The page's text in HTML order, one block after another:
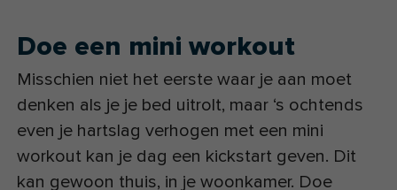
Doe een mini workout
Misschien niet het eerste waar je aan moet
denken als je je bed uitrolt, maar ‘s ochtends
even je hartslag verhogen met een mini
workout kan je dag een kickstart geven. Dit
kan gewoon thuis, in je woonkamer. Doe